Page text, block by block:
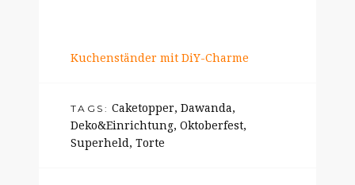
Kuchenständer mit DiY-Charme
TAGS: Caketopper, Dawanda,
Deko&Einrichtung, Oktoberfest,
Superheld , Torte